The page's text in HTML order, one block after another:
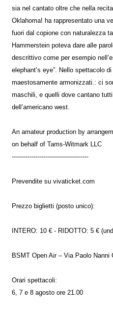
sia nel cantato oltre che nella
Oklahoma! ha rappresentato una
fuori dal copione con naturalezza
Hammerstein poteva dare alle
descrittivo come per esempio
elephant’s eye”. Nello spettacolo
maestosamente armonizzati.: ci
maschili, e quelli dove cantano
dell’americano west.
An amateur production by
on behalf of Tams-Witmark LLC
---------------------------------------
Prevendite su vivaticket.com
Prezzo biglietti (posto unico):
INTERO: 10 € - RIDOTTO: 5 €
BSMT Open Air – Via Paolo Nanni
Orari spettacoli:
6, 7 e 8 agosto ore 21.00